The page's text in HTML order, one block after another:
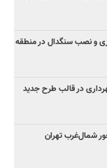
و نصب سنگدال در منطقه
در قالب طرح جدید
شمال‌غرب تهران